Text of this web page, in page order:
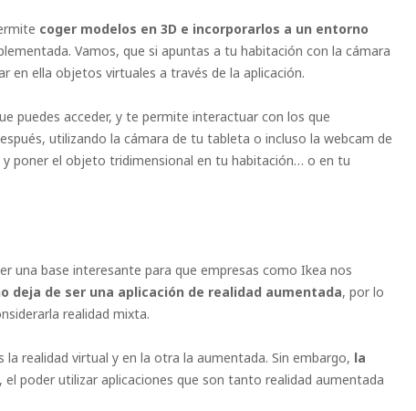
coger modelos en 3D e incorporarlos a un entorno
Vamos, que si apuntas a tu habitación con la cámara
en ella objetos virtuales a través de la aplicación.
puedes acceder, y te permite interactuar con los que
utilizando la cámara de tu tableta o incluso la webcam de
poner el objeto tridimensional en tu habitación… o en tu
una base interesante para que empresas como Ikea nos
deja de ser una aplicación de realidad aumentada, por lo
realidad mixta.
realidad virtual y en la otra la aumentada. Sin embargo, la
, el poder utilizar aplicaciones que son tanto realidad aumentada